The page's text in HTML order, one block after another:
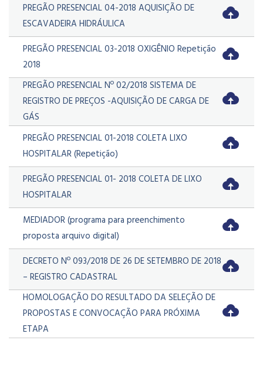
PREGÃO PRESENCIAL 04-2018 AQUISIÇÃO DE
ESCAVADEIRA HIDRÁULICA
PREGÃO PRESENCIAL 03-2018 OXIGÊNIO Repetição
2018
PREGÃO PRESENCIAL Nº 02/2018 SISTEMA DE
REGISTRO DE PREÇOS -AQUISIÇÃO DE CARGA DE
GÁS
PREGÃO PRESENCIAL 01-2018 COLETA LIXO
HOSPITALAR (Repetição)
PREGÃO PRESENCIAL 01- 2018 COLETA DE LIXO
HOSPITALAR
MEDIADOR (programa para preenchimento
proposta arquivo digital)
DECRETO Nº 093/2018 DE 26 DE SETEMBRO DE 2018
– REGISTRO CADASTRAL
HOMOLOGAÇÃO DO RESULTADO DA SELEÇÃO DE
PROPOSTAS E CONVOCAÇÃO PARA PRÓXIMA
ETAPA